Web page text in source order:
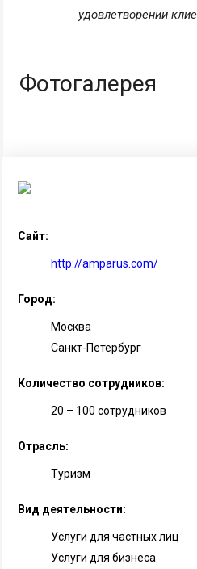
удовлетворении
Фотогалерея
Сайт:
http://amparus.com/
Город:
Москва
Санкт-Петербург
Количество сотрудников:
20 – 100 сотрудников
Отрасль:
Туризм
Вид деятельности:
Услуги для частных лиц
Услуги для бизнеса